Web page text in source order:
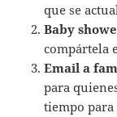
que se
Baby
compártela
Email a
para
tiempo